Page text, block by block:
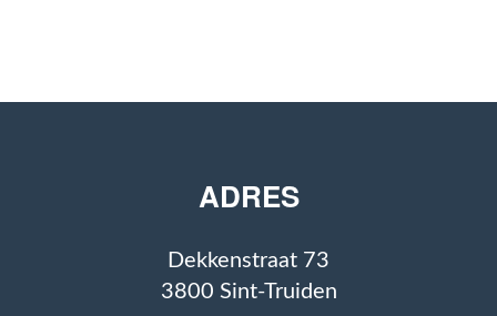
ADRES
Dekkenstraat 73
3800 Sint-Truiden